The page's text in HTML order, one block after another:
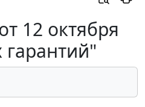
12 октября